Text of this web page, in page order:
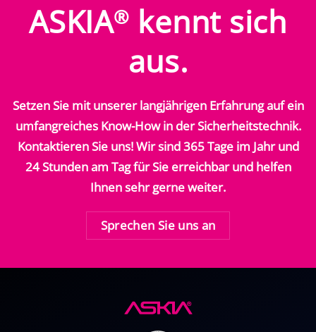
ASKIA® kennt sich
aus.
Setzen Sie mit unserer langjährigen Erfahrung auf ein
umfangreiches Know-How in der Sicherheitstechnik.
Kontaktieren Sie uns! Wir sind 365 Tage im Jahr und
24 Stunden am Tag für Sie erreichbar und helfen
Ihnen sehr gerne weiter.
Sprechen Sie uns an